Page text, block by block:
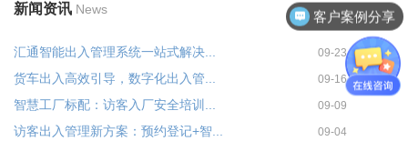
新闻资讯 News
汇通智能出入管理系统一站式解决... 09-23
货车出入高效引导，数字化出入管... 09-16
智慧工厂标配：访客入厂安全培训... 09-09
访客出入管理新方案：预约登记+智... 09-04
客户案例分享